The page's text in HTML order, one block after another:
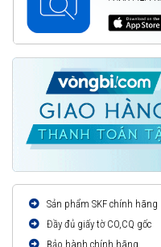
Sản phẩm SKF chính hãng
Đầy đủ giấy tờ CO,CQ gốc
Bảo hành chính hãng